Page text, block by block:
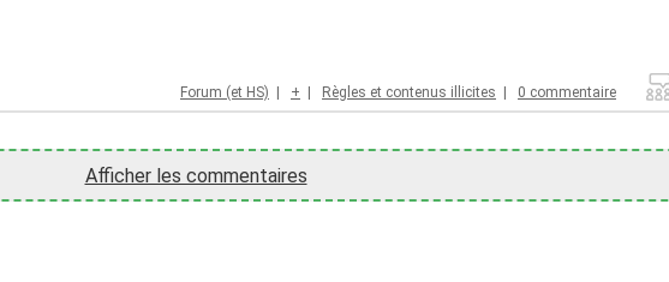
Forum (et HS) + Règles et contenus illicites 0 commentaire
Afficher les commentaires